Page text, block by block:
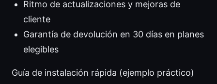
Ritmo de actualizaciones y mejoras de
cliente
Garantía de devolución en 30 días en planes
elegibles
Guía de instalación rápida (ejemplo práctico)